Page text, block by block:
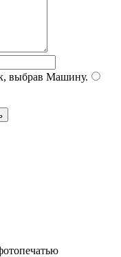
выбрав Машину.